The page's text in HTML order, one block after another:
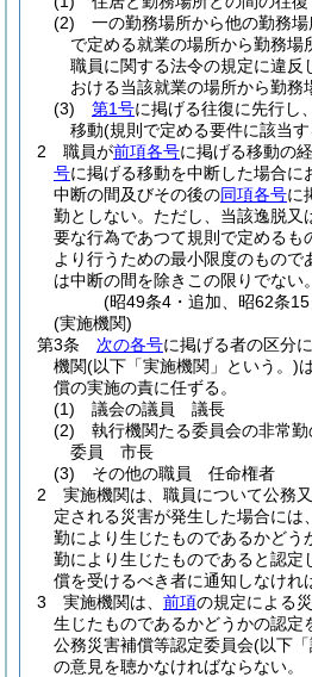
(2)
一の勤務場所から他の勤務
で定める就業の場所から勤務場
職員に関する法令の規定に違反
おける当該就業の場所から勤務
(3)
第1号に掲げる往復に先行し
移動(規則で定める要件に該当
2
職員が前項各号に掲げる移動の
号に掲げる移動を中断した場合に
中断の間及びその後の同項各号に
勤としない。 ただし、当該逸脱又
要な行為であつて規則で定めるも
より行うための最小限度のもので
は中断の間を除きこの限りでない。
(昭49条4・追加、昭62条
(実施機関)
第3条
次の各号に掲げる者の区分に
機関(以下「実施機関」という。)
償の実施の責に任ずる。
(1)
議会の議員 議長
(2)
執行機関たる委員会の非常
委員 市長
(3)
その他の職員 任命権者
2
実施機関は、職員について公務
定される災害が発生した場合には
勤により生じたものであるかどう
勤により生じたものであると認定
償を受けるべき者に通知しなけれ
3
実施機関は、 前項の規定による
生じたものであるかどうかの認定
公務災害補償等認定委員会(以下
の意見を聴かなければならない。